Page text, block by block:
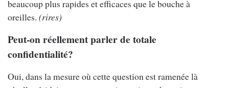
beaucoup plus rapides et efficaces que le bouche à
oreilles. (rires)
Peut-on réellement parler de totale
confidentialité?
Oui, dans la mesure où cette question est ramenée là